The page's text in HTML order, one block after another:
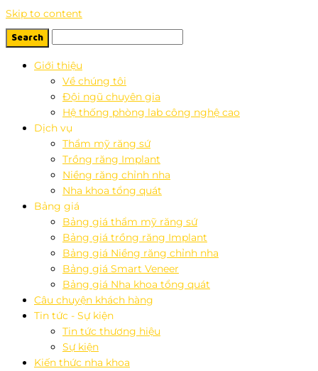
Skip to content
Giới thiệu
Về chúng tôi
Đội ngũ chuyên gia
Hệ thống phòng lab công nghệ cao
Dịch vụ
Thẩm mỹ răng sứ
Trồng răng Implant
Niềng răng chỉnh nha
Nha khoa tổng quát
Bảng giá
Bảng giá thẩm mỹ răng sứ
Bảng giá trồng răng Implant
Bảng giá Niềng răng chỉnh nha
Bảng giá Smart Veneer
Bảng giá Nha khoa tổng quát
Câu chuyện khách hàng
Tin tức - Sự kiện
Tin tức thương hiệu
Sự kiện
Kiến thức nha khoa